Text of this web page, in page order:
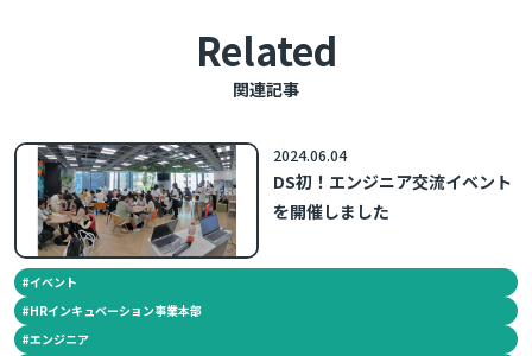
関連記事
Related
DS初！エンジニア交流イベント
を開催しました
2024.06.04
#イベント
#HRインキュベーション事業本部
#エンジニア